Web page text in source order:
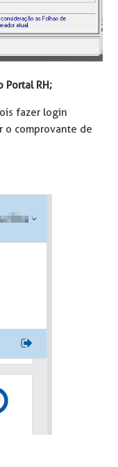
Portal RH;
fazer login
o comprovante de